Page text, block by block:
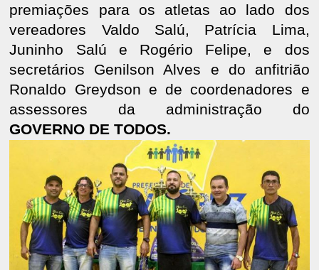
premiações para os atletas ao lado dos
vereadores Valdo Salú, Patrícia Lima,
Juninho Salú e Rogério Felipe, e dos
secretários Genilson Alves e do anfitrião
Ronaldo Greydson e de coordenadores e
assessores da administração do
GOVERNO DE TODOS.